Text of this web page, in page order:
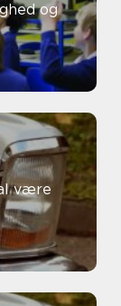
være